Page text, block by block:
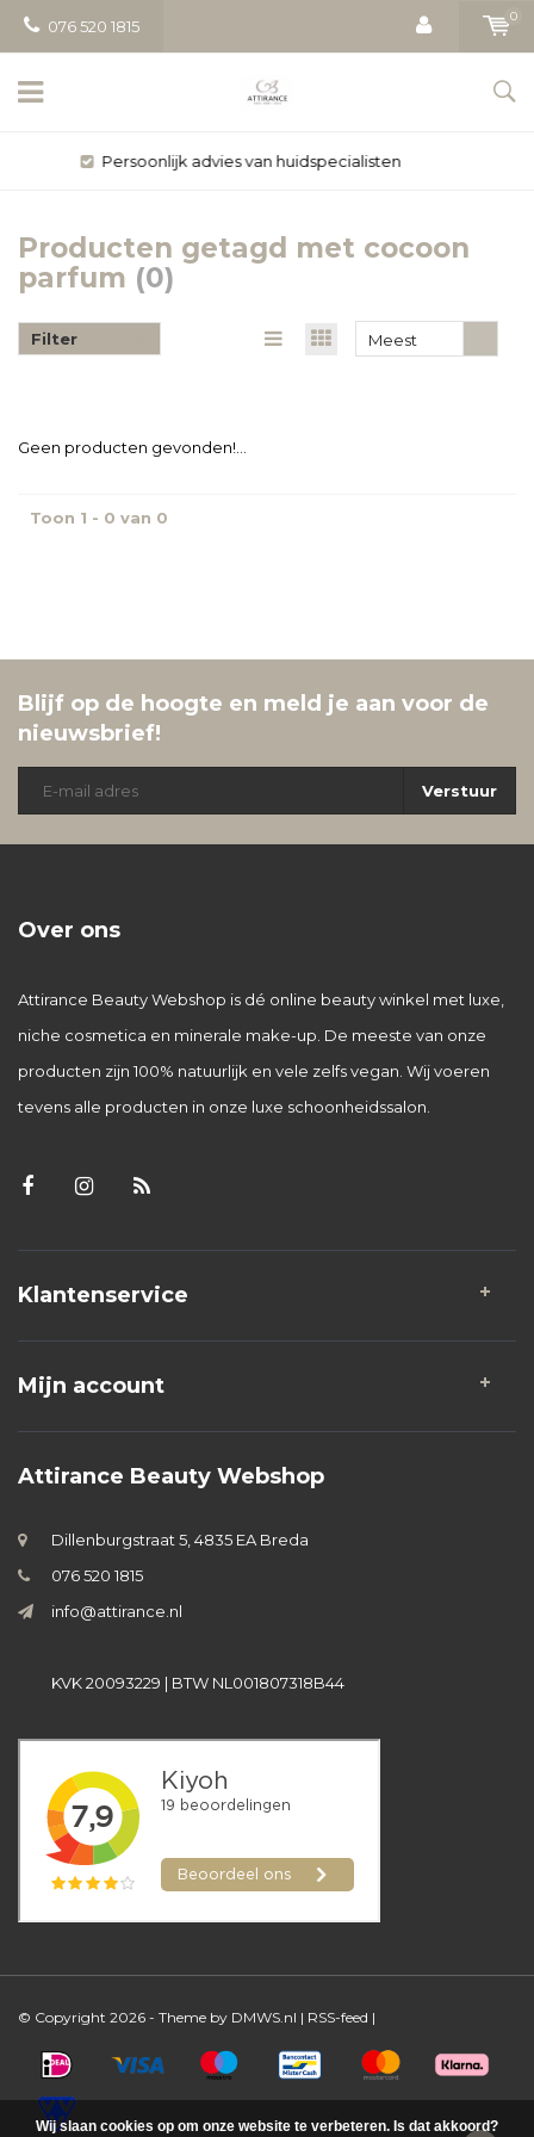
076 520 1815
0
Gratis bezorging vanaf € 50
Producten getagd met cocoon
parfum (0)
Filter
Meest
Geen producten gevonden!...
Toon 1 - 0 van 0
Blijf op de hoogte en meld je aan voor de
nieuwsbrief!
Verstuur
Over ons
Attirance Beauty Webshop is dé online beauty winkel met luxe,
niche cosmetica en minerale make-up. De meeste van onze
producten zijn 100% natuurlijk en vele zelfs vegan. Wij voeren
tevens alle producten in onze luxe schoonheidssalon.
Klantenservice
Mijn account
Attirance Beauty Webshop
Dillenburgstraat 5, 4835 EA Breda
076 520 1815
info@attirance.nl
KVK 20093229 | BTW NL001807318B44
© Copyright 2026 - Theme by DMWS.nl | RSS-feed |
Wij slaan cookies op om onze website te verbeteren. Is dat akkoord?